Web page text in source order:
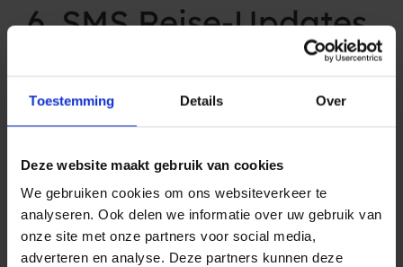
Toestemming Details Over
Deze website maakt gebruik van cookies
We gebruiken cookies om ons websiteverkeer te
analyseren. Ook delen we informatie over uw gebruik van
onze site met onze partners voor social media,
adverteren en analyse. Deze partners kunnen deze
6. SMS Reise-Updates
Reisende sind unterwegs und haben nicht immer
egal wo sie sind.
Beispiel:„Sehr geehrter Reisender, Ihre
Zugverbindung von [Abfahrt] nach [Ziel]
verspätet sich um [Zeit]. Wir entschuldigen uns für
die Unannehmlichkeiten. –
[Transportunternehmen]“